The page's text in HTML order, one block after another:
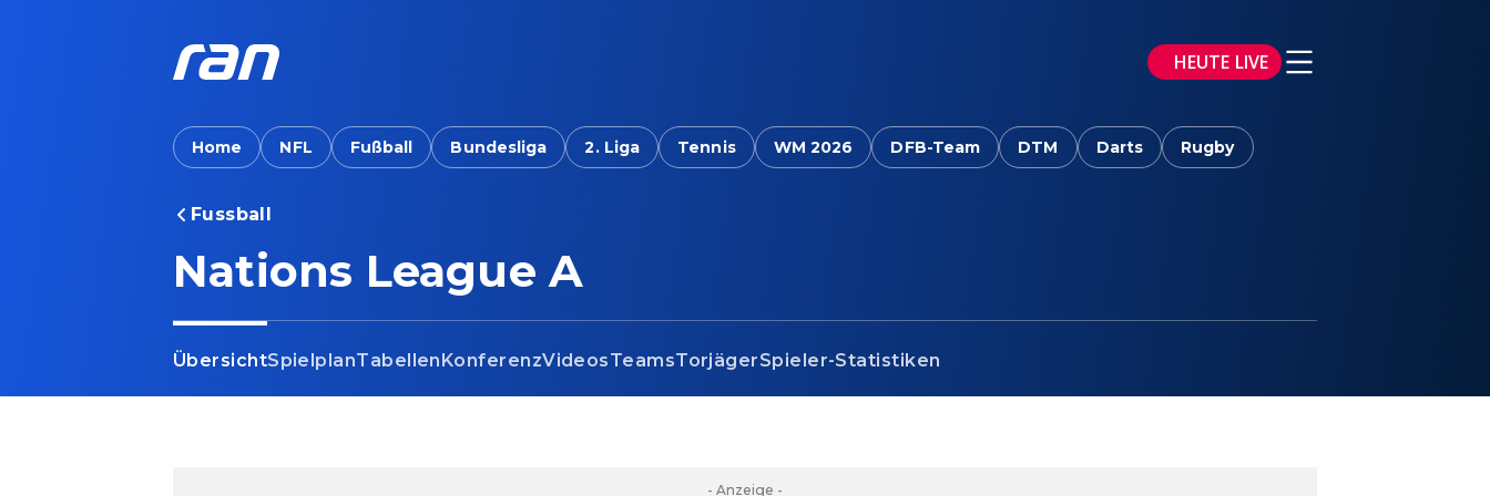
HEUTE LIVE
Home NFL Fußball Bundesliga 2. Liga Tennis WM 2026 DFB-Team DTM Darts Rugby
Fussball
Nations League A
ÜbersichtSpielplanTabellenKonferenzVideosTeamsTorjägerSpieler-Statistiken
- Anzeige -